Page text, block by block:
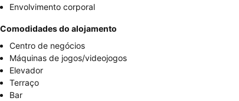
Envolvimento corporal
Comodidades do alojamento
Centro de negócios
Máquinas de jogos/videojogos
Elevador
Terraço
Bar